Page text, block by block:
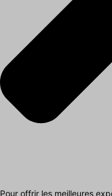
Pour offrir les meilleures